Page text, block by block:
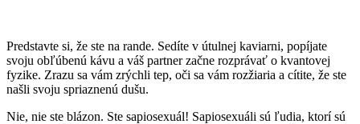
Predstavte si, že ste na rande. Sedíte v útulnej kaviarni, popíjate
svoju obľúbenú kávu a váš partner začne rozprávať o kvantovej
fyzike. Zrazu sa vám zrýchli tep, oči sa vám rozžiaria a cítite, že ste
našli svoju spriaznenú dušu.
Nie, nie ste blázon. Ste sapiosexuál! Sapiosexuáli sú ľudia, ktorí sú